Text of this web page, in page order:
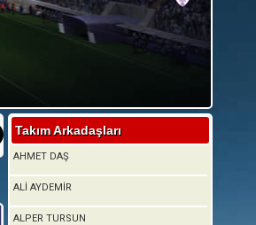
Takım Arkadaşları
AHMET DAŞ
ALİ AYDEMİR
ALPER TURSUN